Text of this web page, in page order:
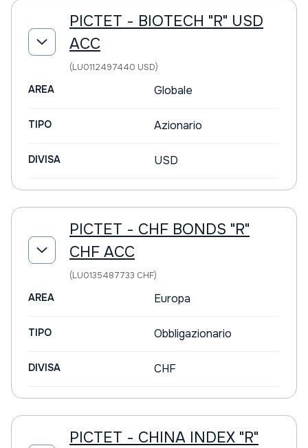
PICTET - BIOTECH "R" USD
ACC
(LU0112497440 USD)
AREA Globale
TIPO Azionario
DIVISA USD
PICTET - CHF BONDS "R"
CHF ACC
(LU0135487733 CHF)
AREA Europa
TIPO Obbligazionario
DIVISA CHF
PICTET - CHINA INDEX "R"